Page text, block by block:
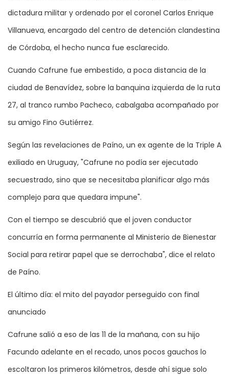
dictadura militar y ordenado por el coronel Carlos Enrique
Villanueva, encargado del centro de detención clandestina
de Córdoba, el hecho nunca fue esclarecido.
Cuando Cafrune fue embestido, a poca distancia de la
ciudad de Benavídez, sobre la banquina izquierda de la ruta
27, al tranco rumbo Pacheco, cabalgaba acompañado por
su amigo Fino Gutiérrez.
Según las revelaciones de Paíno, un ex agente de la Triple A
exiliado en Uruguay, "Cafrune no podía ser ejecutado
secuestrado, sino que se necesitaba planificar algo más
complejo para que quedara impune".
Con el tiempo se descubrió que el joven conductor
concurría en forma permanente al Ministerio de Bienestar
Social para retirar papel que se derrochaba", dice el relato
de Paíno.
El último día: el mito del payador perseguido con final
anunciado
Cafrune salió a eso de las 11 de la mañana, con su hijo
Facundo adelante en el recado, unos pocos gauchos lo
escoltaron los primeros kilómetros, desde ahí sigue solo